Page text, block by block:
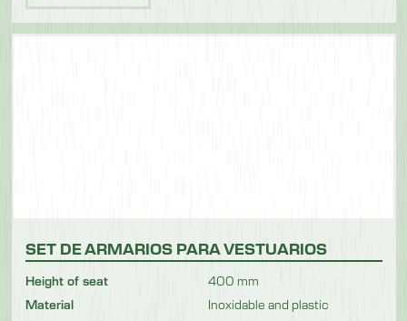
SET DE ARMARIOS PARA VESTUARIOS
Height of seat
400 mm
Material
Inoxidable and plastic